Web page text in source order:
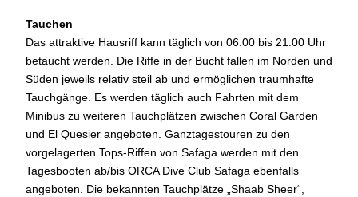
Tauchen
Das attraktive Hausriff kann täglich von 06:00 bis 21:00 Uhr
betaucht werden. Die Riffe in der Bucht fallen im Norden und
Süden jeweils relativ steil ab und ermöglichen traumhafte
Tauchgänge. Es werden täglich auch Fahrten mit dem
Minibus zu weiteren Tauchplätzen zwischen Coral Garden
und El Quesier angeboten. Ganztagestouren zu den
vorgelagerten Tops-Riffen von Safaga werden mit den
Tagesbooten ab/bis ORCA Dive Club Safaga ebenfalls
angeboten. Die bekannten Tauchplätze „Shaab Sheer“,